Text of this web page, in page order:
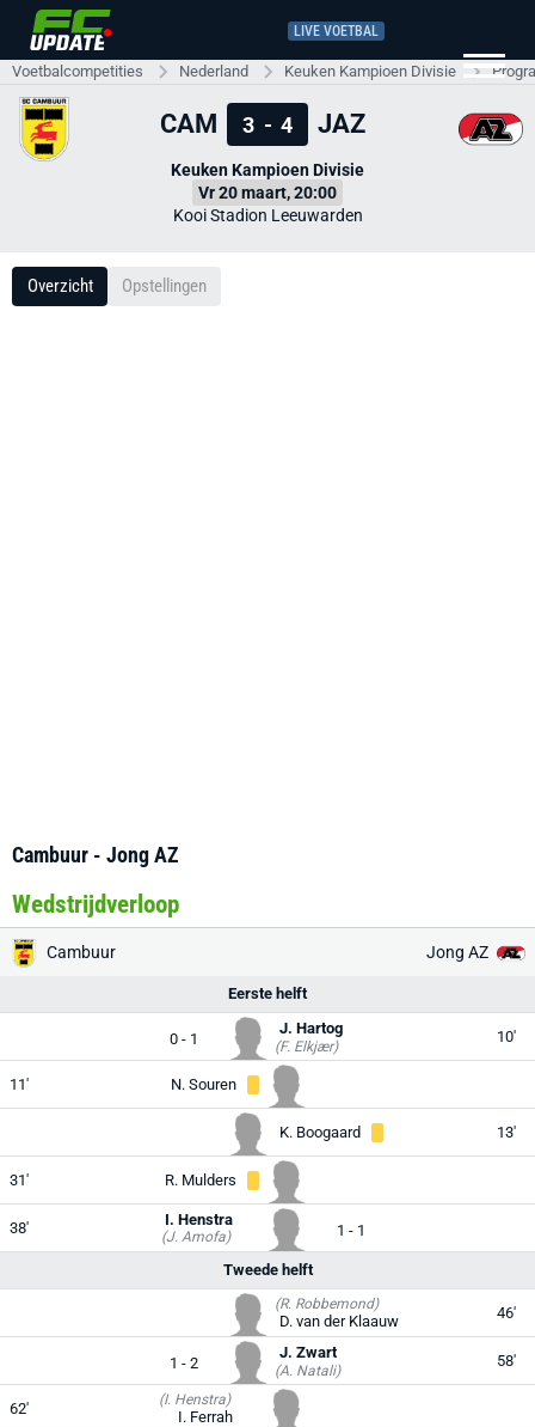
LIVE VOETBAL
Voetbalcompetities Nederland Keuken Kampioen Divisie
CAM 3 - 4 JAZ
Keuken Kampioen Divisie
Vr 20 maart, 20:00
Kooi Stadion Leeuwarden
Overzicht Opstellingen
Cambuur - Jong AZ
Wedstrijdverloop
Cambuur Jong AZ
Eerste helft
0 - 1
J. Hartog
(F. Elkjær)
10'
11' N. Souren
K. Boogaard 13'
31' R. Mulders
38' (J. Amofa)
I. Henstra
1 - 1
Tweede helft
(R. Robbemond)
D. van der Klaauw 46'
1 - 2
J. Zwart
(A. Natali)
58'
62' (I. Henstra)
I. Ferrah